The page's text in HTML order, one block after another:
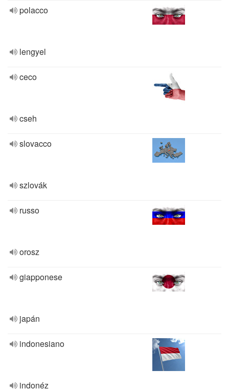
polacco
lengyel
ceco
cseh
slovacco
szlovák
russo
orosz
giapponese
japán
indonesiano
indonéz